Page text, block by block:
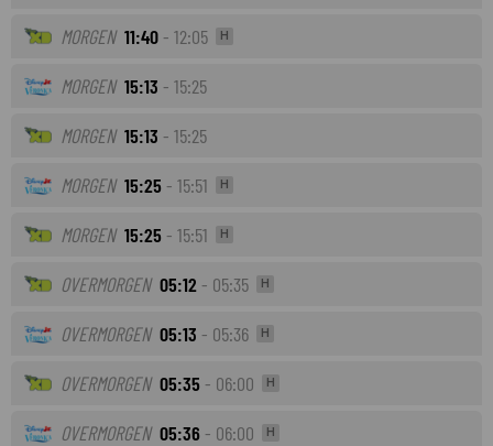
MORGEN 11:40 - 12:05 H
MORGEN 15:13 - 15:25
MORGEN 15:13 - 15:25
MORGEN 15:25 - 15:51 H
MORGEN 15:25 - 15:51 H
OVERMORGEN 05:12 - 05:35 H
OVERMORGEN 05:13 - 05:36 H
OVERMORGEN 05:35 - 06:00 H
OVERMORGEN 05:36 - 06:00 H